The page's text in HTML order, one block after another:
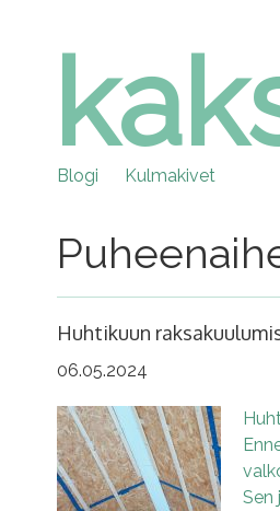
Skip
content
Blogi Kulmakivet
Huhtikuun
06.05.2024
Sen